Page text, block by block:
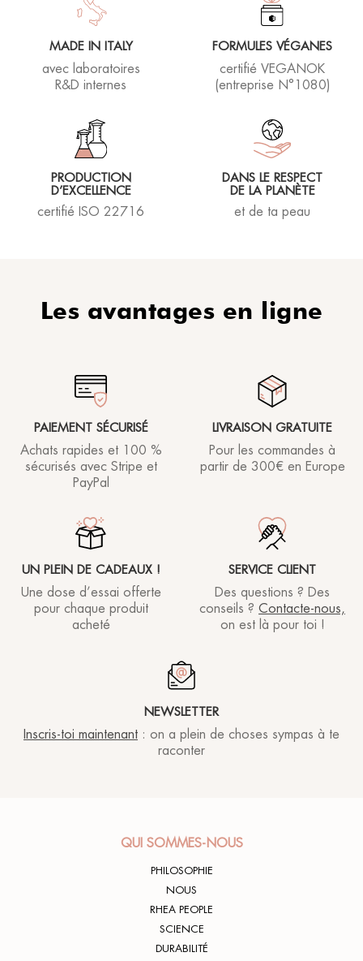
MADE IN ITALY
avec laboratoires
R&D internes
FORMULES VÉGANES
certifié VEGANOK
(entreprise N°1080)
PRODUCTION
D’EXCELLENCE
certifié ISO 22716
DANS LE RESPECT
DE LA PLANÈTE
et de ta peau
Les avantages en ligne
PAIEMENT SÉCURISÉ
Achats rapides et 100 %
sécurisés avec Stripe et
PayPal
LIVRAISON GRATUITE
Pour les commandes à
partir de 300€ en Europe
UN PLEIN DE CADEAUX !
Une dose d’essai offerte
pour chaque produit
acheté
SERVICE CLIENT
Des questions ? Des
conseils ? Contacte-nous,
on est là pour toi !
NEWSLETTER
Inscris-toi maintenant : on a plein de choses sympas à te
raconter
QUI SOMMES-NOUS
PHILOSOPHIE
NOUS
RHEA PEOPLE
SCIENCE
DURABILITÉ